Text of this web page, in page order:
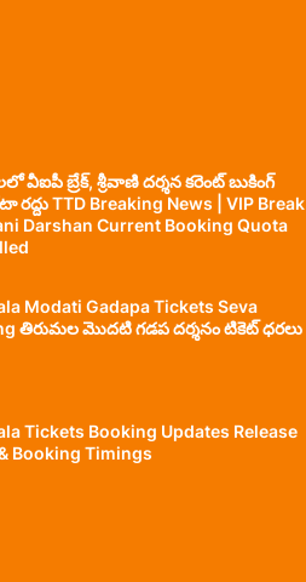
వీఐపీ బ్రేక్, శ్రీవాణి దర్శన కరెంట్ బుకింగ్
రద్దు TTD Breaking News | VIP Break
Darshan Current Booking Quota
Modati Gadapa Tickets Seva
తిరుమల మొదటి గడప దర్శనం టికెట్ ధరలు
Tickets Booking Updates Release
Booking Timings